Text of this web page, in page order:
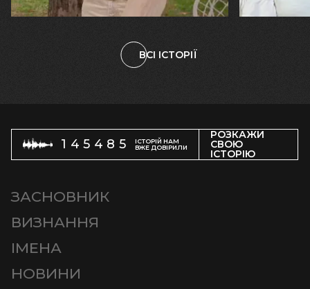
ВСІ ІСТОРІЇ
145485
ІСТОРІЙ НАМ
ВЖЕ ДОВІРИЛИ
РОЗКАЖИ
СВОЮ
ІСТОРІЮ
ЗАСНОВНИК
ВИЗНАННЯ
ІМЕНА
НОВИНИ